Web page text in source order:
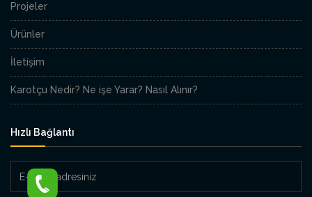
Projeler
Ürünler
İletişim
Karotçu Nedir? Ne işe Yarar? Nasıl Alınır?
Hızlı Bağlantı
Posta